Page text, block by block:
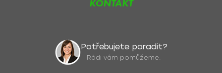
KONTAKT
Potřebujete poradit?
Rádi vám pomůžeme.